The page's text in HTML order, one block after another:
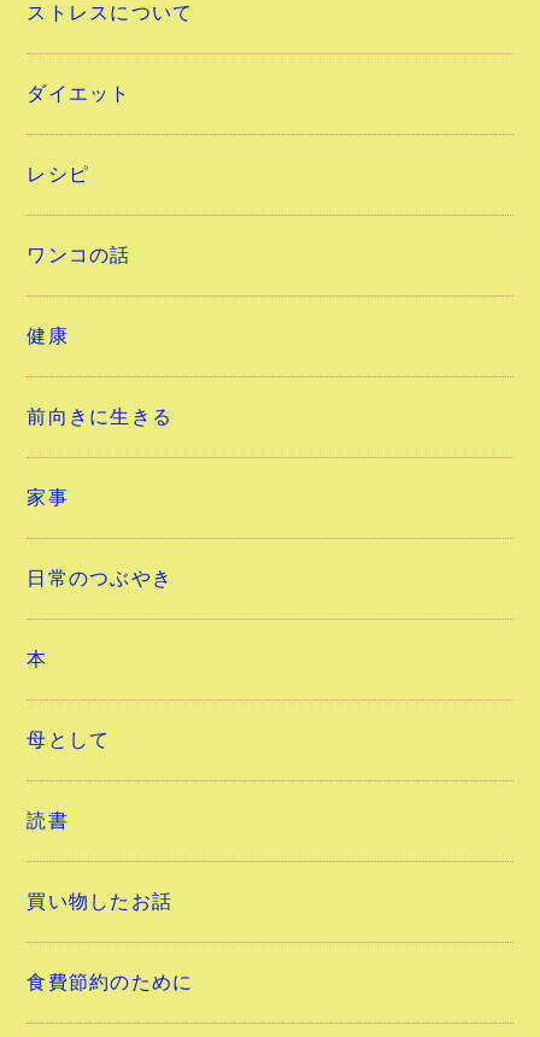
ストレスについて
ダイエット
レシピ
ワンコの話
健康
前向きに生きる
家事
日常のつぶやき
本
母として
読書
買い物したお話
食費節約のために